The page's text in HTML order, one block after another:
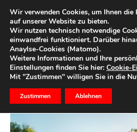
Start Ihr Geld
Fondsmythen 1/
12. April 2017
Wir verwenden Cookies, um Ihnen
auf unserer Website zu bieten.
Wir nutzen technisch notwendige
einwandfrei funktioniert. Darüber
Anaylse-Cookies (Matomo).
Weitere Informationen und Ihre
Einstellungen finden Sie hier: Cookie-
Mit "Zustimmen" willigen Sie in die
Zustimmen Ablehnen